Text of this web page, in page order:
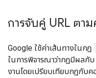
การจับคู่ URL ตา
Google ใช้ค่าเส้นทางในกฎ
ในการพิจารณาว่ากฎมีผลกับ
งานโดยเปรียบเทียบกฎกับ